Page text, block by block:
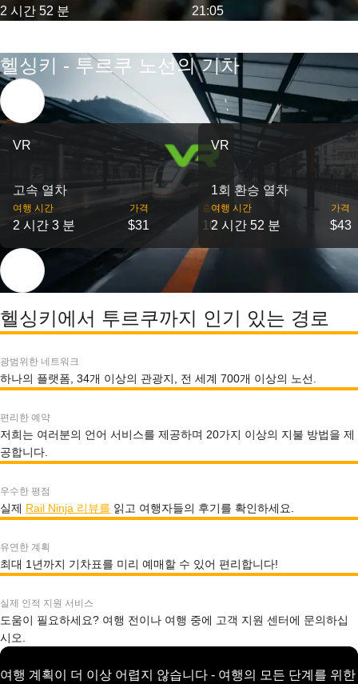
2 시간 52 분 21:05
헬싱키 - 투르쿠 노선의 기차
VR
고속 열차
여행 시간
2 시간 3 분
가격
$31
출발
10
VR
1회 환승 열차
여행 시간
2 시간 52 분
가격
$43
헬싱키에서 투르쿠까지 인기 있는 경로
광범위한 네트워크
하나의 플랫폼, 34개 이상의 관광지, 전 세계 700개 이상의 노선.
편리한 예약
저희는 여러분의 언어 서비스를 제공하며 20가지 이상의 지불 방법을 제
공합니다.
우수한 평점
실제 Rail Ninja 리뷰를 읽고 여행자들의 후기를 확인하세요.
유연한 계획
최대 1년까지 기차표를 미리 예매할 수 있어 편리합니다!
실제 인적 지원 서비스
도움이 필요하세요? 여행 전이나 여행 중에 고객 지원 센터에 문의하십
시오.
여행 계획이 더 이상 어렵지 않습니다 - 여행의 모든 단계를 위한